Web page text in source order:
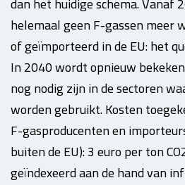
helemaal geen F-gassen meer
of geïmporteerd in de EU: het
In 2040 wordt opnieuw
nog nodig zijn in de sectoren
worden gebruikt. Kosten
F-gasproducenten en
buiten de EU): 3 euro per ton
geïndexeerd aan de hand van